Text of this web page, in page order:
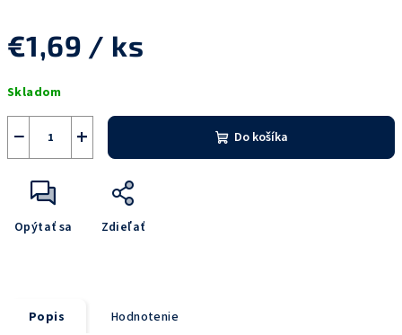
€1,69 / ks
cena:
Skladom
+
− Do košíka
Opýtať sa Zdieľať
Popis Hodnotenie